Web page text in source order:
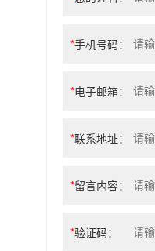
*手机号码：
*电子邮箱：
*联系地址：
*留言内容：
*验证码：